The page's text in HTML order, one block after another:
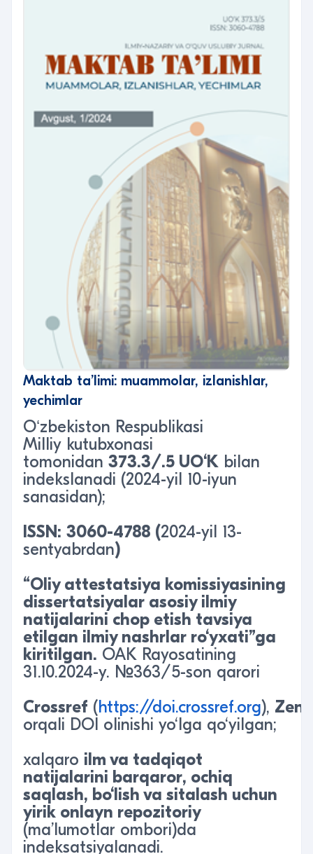
Maktab ta’limi: muammolar, izlanishlar,
yechimlar
Oʻzbekiston Respublikasi
Milliy kutubxonasi
tomonidan 373.3/.5 UO‘K bilan
indekslanadi (2024-yil 10-iyun
sanasidan);
ISSN: 3060-4788 (2024-yil 13-
sentyabrdan)
“Oliy attestatsiya komissiyasining
dissertatsiyalar asosiy ilmiy
natijalarini chop etish tavsiya
etilgan ilmiy nashrlar ro‘yxati”ga
kiritil gan. OAK Rayosatining
31.10.2024-y. №363/5-son qarori
Crossref (https://doi.crossref.org),
orqali DOI olinishi yo‘lga qo‘yilgan;
xalqaro ilm va tadqiqot
natijalarini barqaror, ochiq
saqlash, bo‘lish va sitalash uchun
yirik onlayn repozitoriy
(ma’lumotlar ombori)da
indeksatsiyalanadi.